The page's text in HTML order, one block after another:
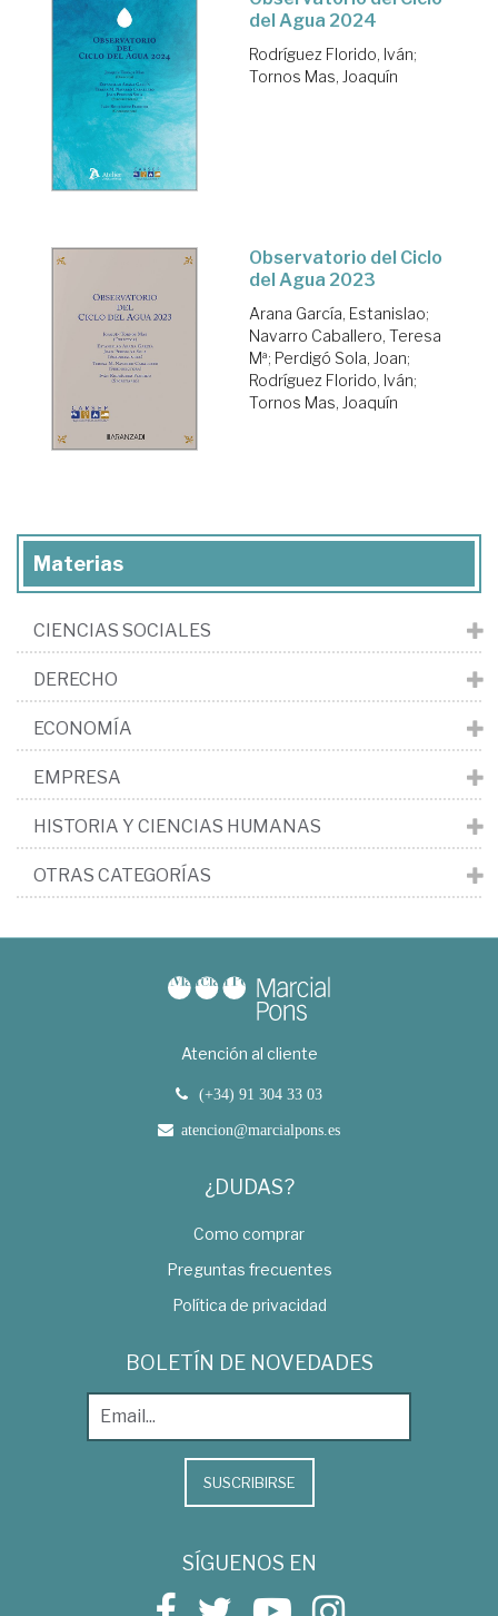
del Agua 2024
Rodríguez Florido, Iván;
Tornos Mas, Joaquín
Observatorio del Ciclo
del Agua 2023
Arana García, Estanislao;
Navarro Caballero, Teresa
Mª; Perdigó Sola, Joan;
Rodríguez Florido, Iván;
Tornos Mas, Joaquín
Materias
CIENCIAS SOCIALES
DERECHO
ECONOMÍA
EMPRESA
HISTORIA Y CIENCIAS HUMANAS
OTRAS CATEGORÍAS
Atención al cliente
(+34) 91 304 33 03
atencion@marcialpons.es
¿DUDAS?
Como comprar
Preguntas frecuentes
Política de privacidad
BOLETÍN DE NOVEDADES
SUSCRIBIRSE
SÍGUENOS EN